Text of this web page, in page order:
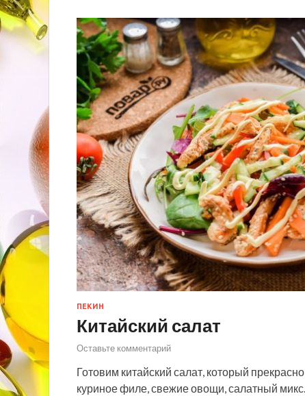
ПЕКИН
Китайский салат
Оставьте комментарий
Готовим китайский салат, который
куриное филе, свежие овощи, салатный